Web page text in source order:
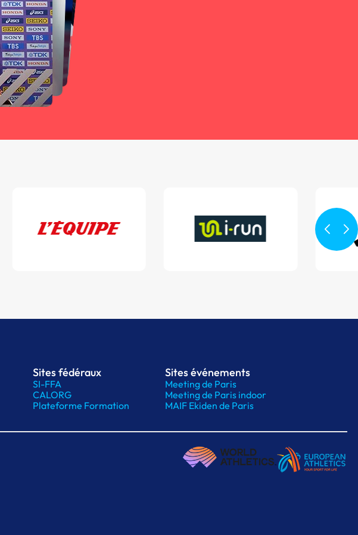
Sites fédéraux
SI-FFA
CALORG
Plateforme Formation
Sites événements
Meeting de Paris
Meeting de Paris indoor
MAIF Ekiden de Paris